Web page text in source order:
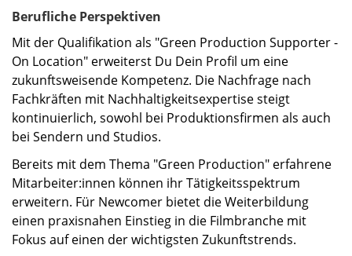
Berufliche Perspektiven
Mit der Qualifikation als "Green Production Supporter -
On Location" erweiterst Du Dein Profil um eine
zukunftsweisende Kompetenz. Die Nachfrage nach
Fachkräften mit Nachhaltigkeitsexpertise steigt
kontinuierlich, sowohl bei Produktionsfirmen als auch
bei Sendern und Studios.
Bereits mit dem Thema "Green Production" erfahrene
Mitarbeiter:innen können ihr Tätigkeitsspektrum
erweitern. Für Newcomer bietet die Weiterbildung
einen praxisnahen Einstieg in die Filmbranche mit
Fokus auf einen der wichtigsten Zukunftstrends.